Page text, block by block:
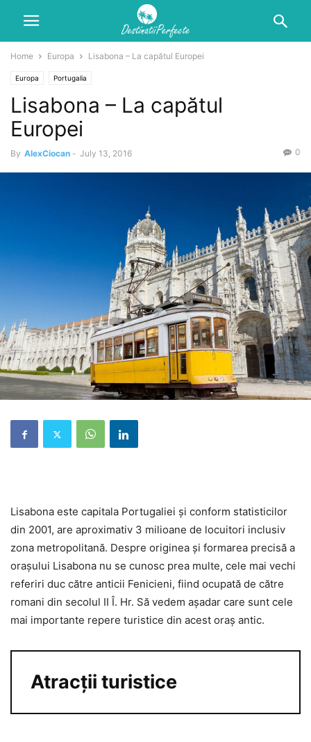
Home Europa Lisabona – La capătul Europei
Europa Portugalia
Lisabona – La capătul
Europei
By AlexCiocan - July 13, 2016 0
Lisabona este capitala Portugaliei și conform statisticilor
din 2001, are aproximativ 3 milioane de locuitori inclusiv
zona metropolitană. Despre originea și formarea precisă a
orașului Lisabona nu se cunosc prea multe, cele mai vechi
referiri duc către anticii Fenicieni, fiind ocupată de către
romani din secolul II Î. Hr. Să vedem așadar care sunt cele
mai importante repere turistice din acest oraș antic.
Atracții turistice